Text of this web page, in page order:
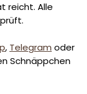
reicht. Alle
, Telegram oder
Schnäppchen